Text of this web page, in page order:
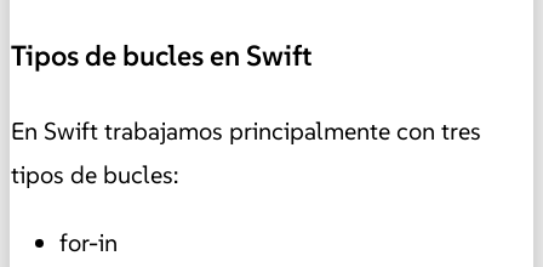
Tipos de bucles en Swift
En Swift trabajamos principalmente con tres
tipos de bucles:
for-in